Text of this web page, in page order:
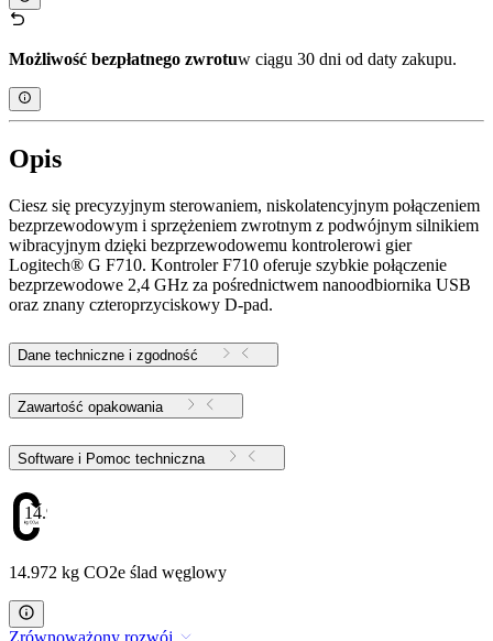
Możliwość bezpłatnego zwrotuw ciągu 30 dni od daty zakupu.
Opis
Ciesz się precyzyjnym sterowaniem, niskolatencyjnym połączeniem
bezprzewodowym i sprzężeniem zwrotnym z podwójnym silnikiem
wibracyjnym dzięki bezprzewodowemu kontrolerowi gier
Logitech® G F710. Kontroler F710 oferuje szybkie połączenie
bezprzewodowe 2,4 GHz za pośrednictwem nanoodbiornika USB
oraz znany czteroprzyciskowy D-pad.
Dane techniczne i zgodność
Zawartość opakowania
Software i Pomoc techniczna
14.972
14.972 kg CO2e ślad węglowy
Zrównoważony rozwój